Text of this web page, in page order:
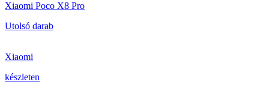
Xiaomi Poco X8 Pro
Utolsó darab
Xiaomi
készleten